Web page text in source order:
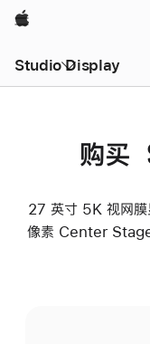
Apple
Studio Display
购买
27 英寸 5K 视网膜
像素 Center Stage